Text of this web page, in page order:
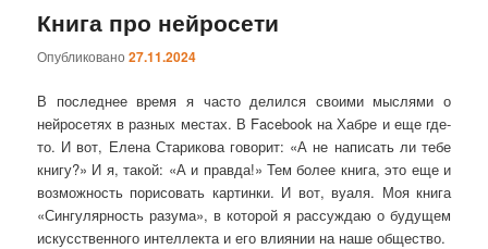
Книга про нейросети
Опубликовано27.11.2024
В последнее время я часто делился своими мыслями о
нейросетях в разных местах. В Facebook на Хабре и еще где-
то. И вот, Елена Старикова говорит: «А не написать ли тебе
книгу?» И я, такой: «А и правда!» Тем более книга, это еще и
возможность порисовать картинки. И вот, вуаля. Моя книга
«Сингулярность разума», в которой я рассуждаю о будущем
искусственного интеллекта и его влиянии на наше общество.